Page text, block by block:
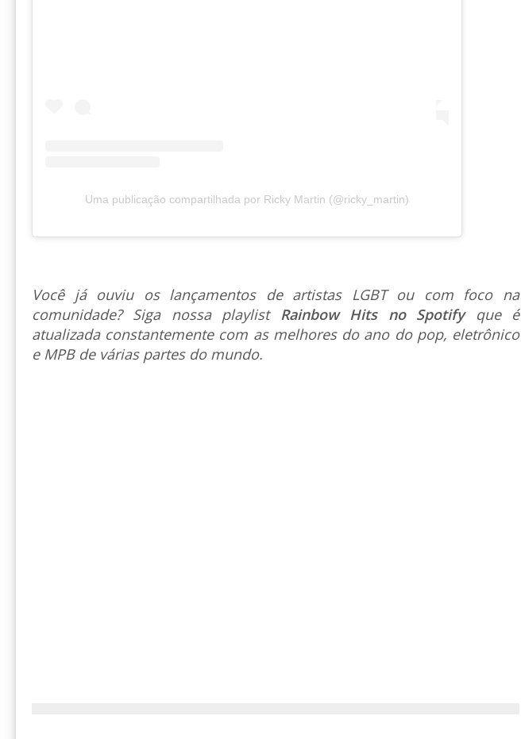
Uma publicação compartilhada por Ricky Martin (@ricky_martin)
Você já ouviu os lançamentos de artistas LGBT ou com foco na
comunidade? Siga nossa playlist Rainbow Hits no Spotify que é
atualizada constantemente com as melhores do ano do pop, eletrônico
e MPB de várias partes do mundo.